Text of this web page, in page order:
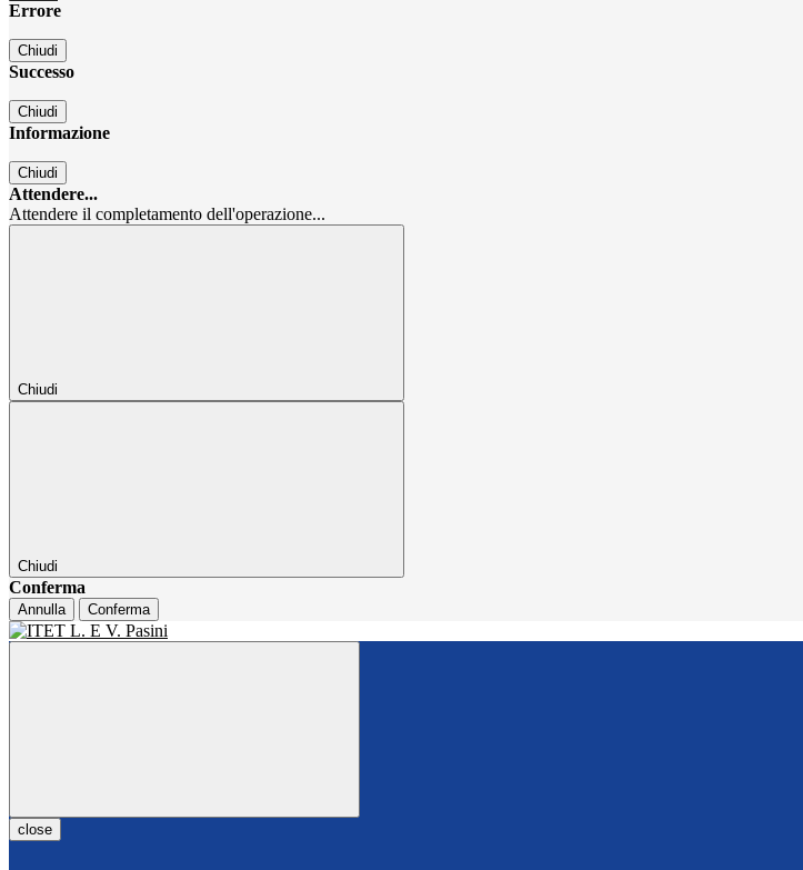
Errore
Chiudi
Successo
Chiudi
Informazione
Chiudi
Attendere...
Attendere il completamento dell'operazione...
Chiudi
Chiudi
Conferma
Annulla Conferma
close